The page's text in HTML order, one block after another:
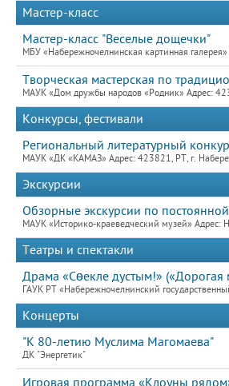
Мастер-класс
Мастер-класс "Веселые дощечки"
МБУ «Набережночелнинская картинная галерея»
Творческая мастерская по
МАУК «Дом дружбы народов «Родник» Адрес:
Конкурсы, фестивали
Региональный литературный
МАУК «ДК «КАМАЗ» Адрес: 423821, РТ, г.
Экскурсии
Обзорные экскурсии по
МАУК «Историко-краеведческий музей» Адрес:
Театры и спектакли
Драма «Сөекле дустым!» («Дорогая
ГАУК РТ «Набережночелнинский
Концерты
"К 80-летию Муслима Магомаева"
ДК "Энергетик"
Игровая программа «Клоуны